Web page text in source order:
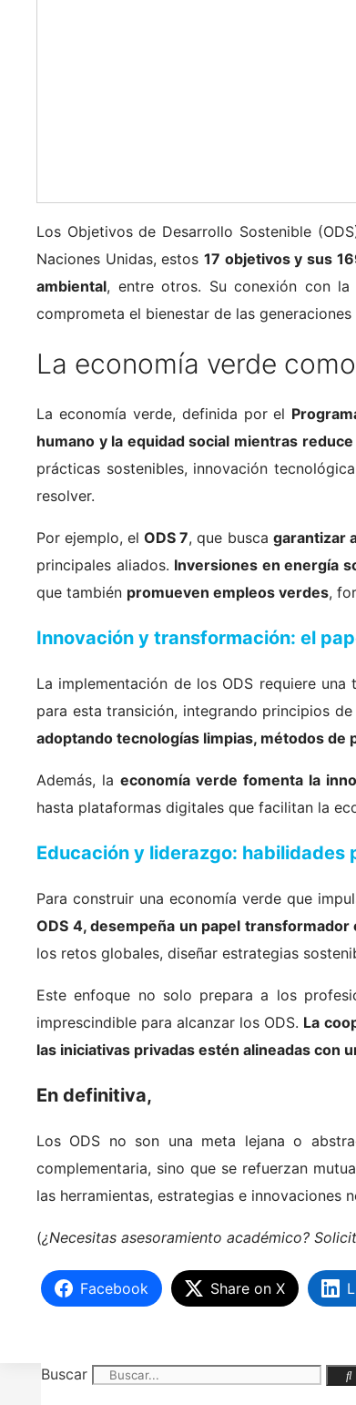
Los Objetivos de Desarrollo Sostenible
Naciones Unidas, estos17 objetivos y sus
ambiental, entre otros. Su conexión con
comprometa el bienestar de las generaciones
La economía verde
La economía verde, definida por el
humano y la equidad social mientras
prácticas sostenibles, innovación
resolver.
Por ejemplo, elODS 7, que busca garantizar
principales aliados. Inversiones en energía
que también promueven empleos verdes,
Innovación y transformación: el
La implementación de los ODS requiere una t
para esta transición, integrando principios
adoptando tecnologías limpias, métodos
Además, la economía verde fomenta la
hasta plataformas digitales que facilitan la
Educación y liderazgo: habilidades
Para construir una economía verde que
ODS 4, desempeña un papel
los retos globales, diseñar estrategias
Este enfoque no solo prepara a los
imprescindible para alcanzar los ODS. La
las iniciativas privadas estén alineadas con
En definitiva,
Los ODS no son una meta lejana o
complementaria, sino que se refuerzan
las herramientas, estrategias e innovaciones
(¿Necesitas asesoramiento académico?
Facebook Share on X
Buscar